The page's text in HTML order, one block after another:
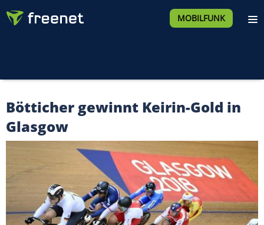
MOBILFUNK
Bötticher gewinnt Keirin-Gold in
Glasgow